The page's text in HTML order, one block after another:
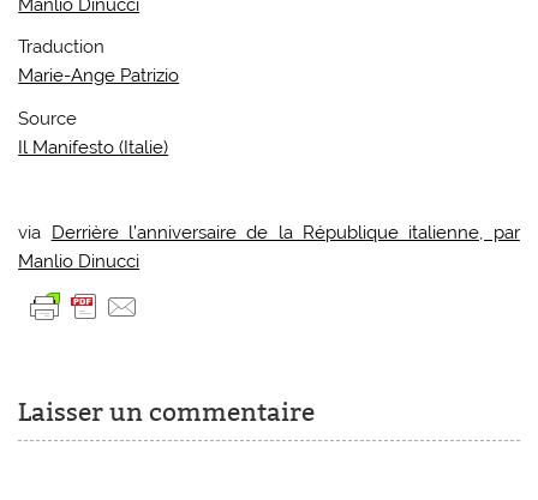
Manlio Dinucci
Traduction
Marie-Ange Patrizio
Source
Il Manifesto (Italie)
via Derrière l’anniversaire de la République italienne, par
Manlio Dinucci
Laisser un commentaire